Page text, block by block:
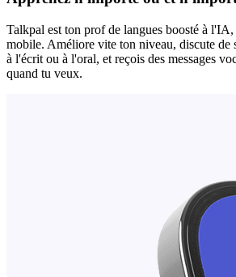
Talkpal est ton prof de langues boosté à
mobile. Améliore vite ton niveau, discute de
à l'écrit ou à l'oral, et reçois des messages
quand tu veux.